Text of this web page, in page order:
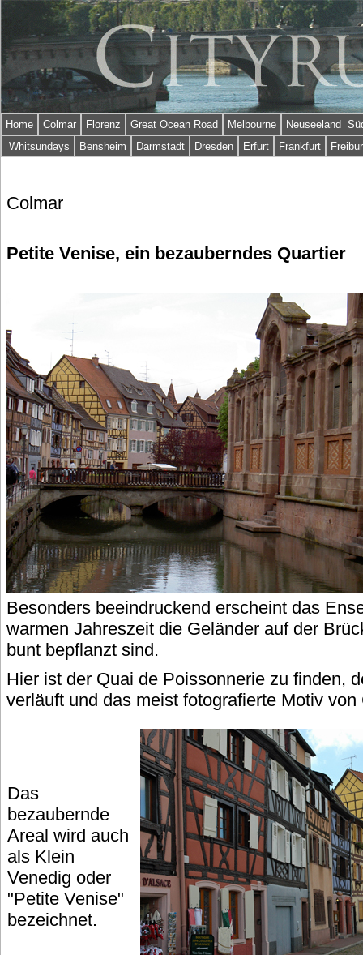
Home Colmar Florenz Great Ocean Road Melbourne
Neuseeland
Whitsundays
Bensheim Darmstadt Dresden Erfurt Frankfurt
Colmar
Petite Venise, ein bezauberndes Quartier
Besonders beeindruckend erscheint das
warmen Jahreszeit die Geländer auf der
bunt bepflanzt sind.
Hier ist der Quai de Poissonnerie zu finden,
verläuft und das meist fotografierte Motiv von
Das
bezaubernde
Areal wird auch
als Klein
Venedig oder
"Petite Venise"
bezeichnet.